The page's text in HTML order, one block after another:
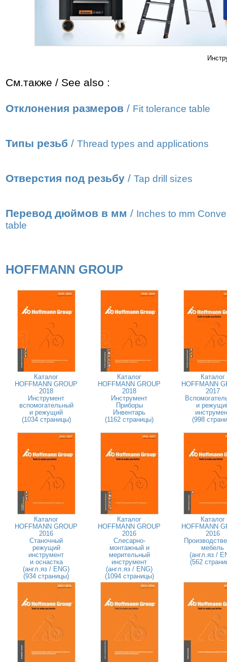
См.также / See also :
Отклонения размеров / Fit tolerance table
Типы резьб / Thread types and applications
Отверстия под резьбу / Tap drill sizes
Перевод дюймов в мм / Inches to mm
table
HOFFMANN GROUP
Каталог
HOFFMANN GROUP
2018
Инструмент
вспомогательный
и режущий
(1034 страницы)
Каталог
HOFFMANN GROUP
2018
Инструмент
Приборы
Инвентарь
(1162 страницы)
Каталог
HOFFMANN
2017
и
(998
Каталог
HOFFMANN GROUP
2016
Станочный
режущий
инструмент
и оснастка
(англ.яз / ENG)
(934 страницы)
Каталог
HOFFMANN GROUP
2016
Слесарно-
монтажный и
мерительный
инструмент
(англ.яз / ENG)
(1094 страницы)
Каталог
HOFFMANN
2016
мебель
(англ.яз /
(562